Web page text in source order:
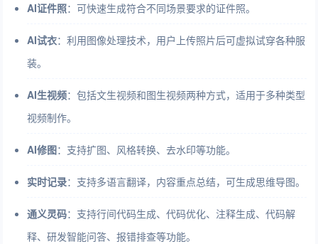
AI证件照：可快速生成符合不同场景要求的证件照。
AI试衣：利用图像处理技术，用户上传照片后可虚拟试穿各种服
装。
AI生视频：包括文生视频和图生视频两种方式，适用于多种类型
视频制作。
AI修图：支持扩图、风格转换、去水印等功能。
实时记录：支持多语言翻译，内容重点总结，可生成思维导图。
通义灵码：支持行间代码生成、代码优化、注释生成、代码解
释、研发智能问答、报错排查等功能。